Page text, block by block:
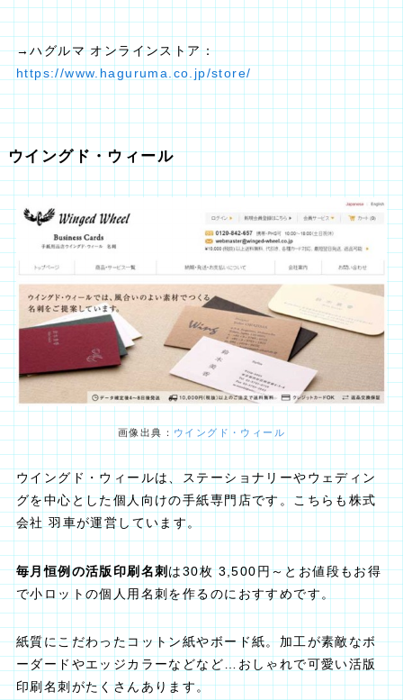
→ハグルマ オンラインストア：
https://www.haguruma.co.jp/store/
ウイングド・ウィール
画像出典： ウイングド・ウィール
ウイングド・ウィールは、ステーショナリーやウェディン
グを中心とした個人向けの手紙専門店です。こちらも株式
会社 羽車が運営しています。
毎月恒例の活版印刷名刺は30枚 3,500円～とお値段もお得
で小ロットの個人用名刺を作るのにおすすめです。
紙質にこだわったコットン紙やボード紙。加工が素敵なボ
ーダードやエッジカラーなどなど…おしゃれで可愛い活版
印刷名刺がたくさんあります。